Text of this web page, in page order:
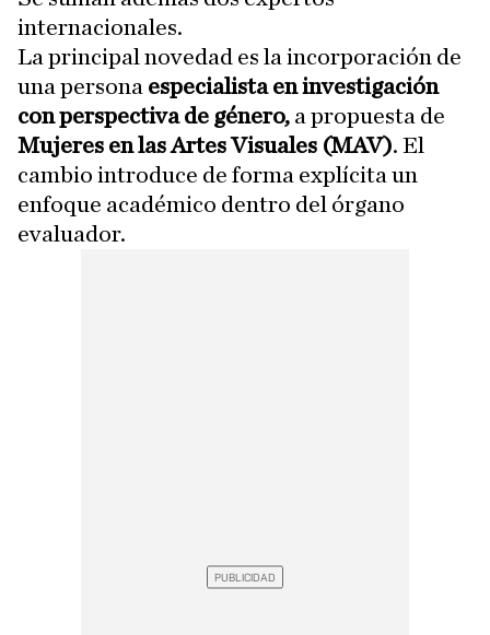
internacionales.
La principal novedad es la incorporación de
una persona especialista en investigación
con perspectiva de género, a propuesta de
Mujeres en las Artes Visuales (MAV). El
cambio introduce de forma explícita un
enfoque académico dentro del órgano
evaluador.